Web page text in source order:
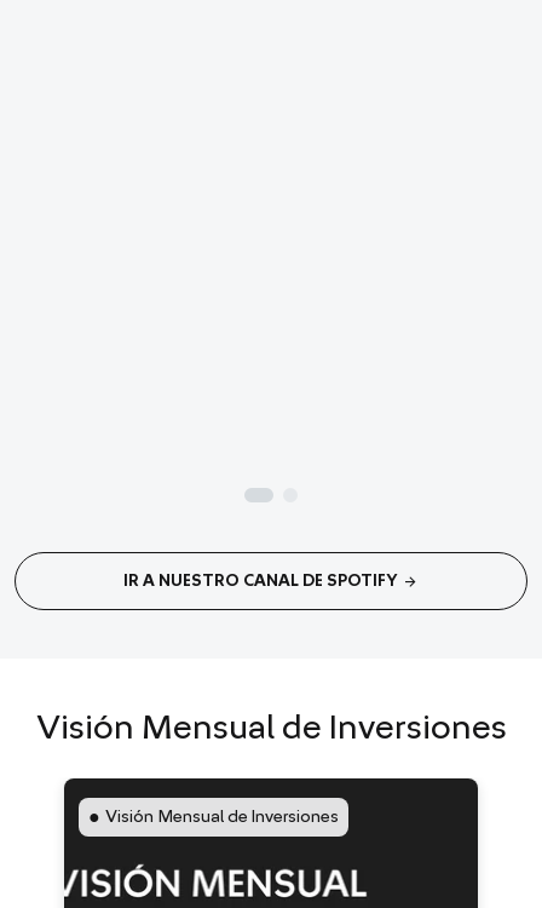
IR A NUESTRO CANAL DE SPOTIFY arrow_forward
Visión Mensual de Inversiones
● Visión Mensual de Inversiones